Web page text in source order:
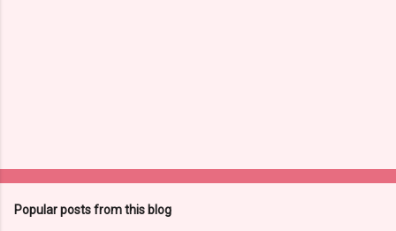
Popular posts from this blog